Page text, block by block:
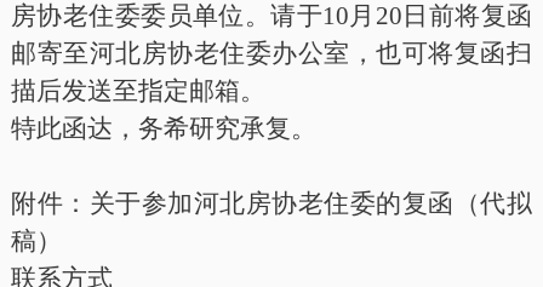
房协老住委委员单位。请于10月20日前将复函
邮寄至河北房协老住委办公室，也可将复函扫
描后发送至指定邮箱。
特此函达， 务希研究承复。
附件：关于参加河北房协老住委的复函（代拟
稿）
联系方式